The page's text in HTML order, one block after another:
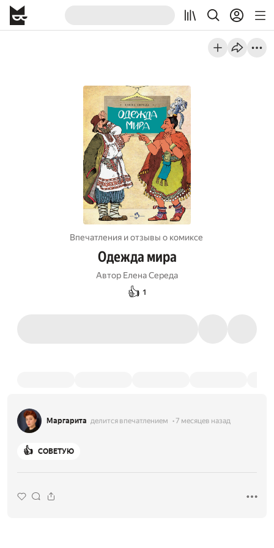
Впечатления и отзывы о комиксе
Одежда мира
Автор Елена Середа
👍 1
Маргарита делится впечатлением 7 месяцев назад
👍 СОВЕТУЮ